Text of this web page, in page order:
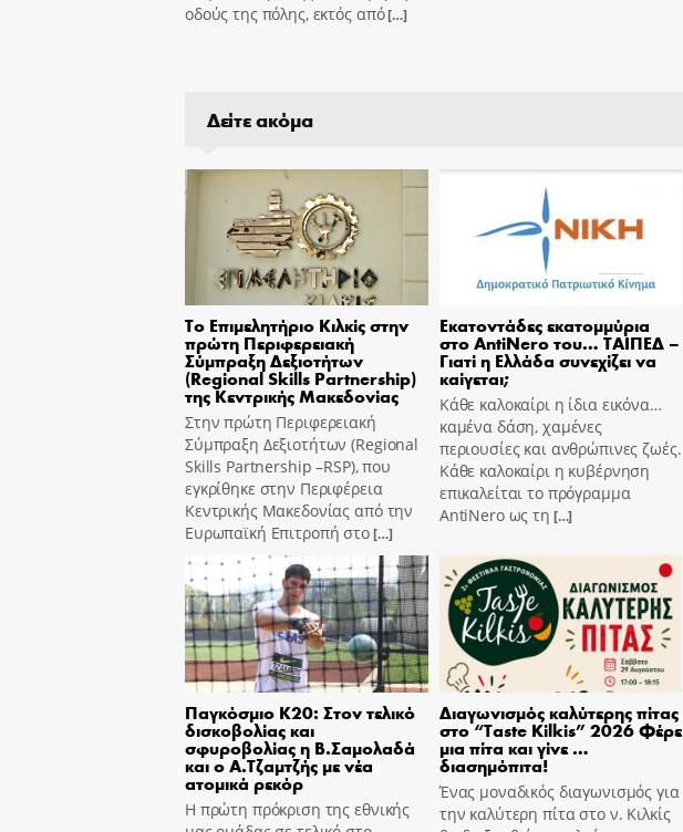
οδούς της πόλης, εκτός από[…]
Δείτε ακόμα
Το Επιμελητήριο Κιλκίς στην
πρώτη Περιφερειακή
Σύμπραξη Δεξιοτήτων
(Regional Skills Partnership)
της Κεντρικής Μακεδονίας
Στην πρώτη Περιφερειακή
Σύμπραξη Δεξιοτήτων (Regional
Skills Partnership –RSP), που
εγκρίθηκε στην Περιφέρεια
Κεντρικής Μακεδονίας από την
Ευρωπαϊκή Επιτροπή στο[…]
Εκατοντάδες εκατομμύρια
στο AntiNero του… ΤΑΙΠΕΔ –
Γιατί η Ελλάδα συνεχίζει να
καίγεται;
Κάθε καλοκαίρι η ίδια εικόνα…
καμένα δάση, χαμένες
περιουσίες και ανθρώπινες ζωές.
Κάθε καλοκαίρι η κυβέρνηση
επικαλείται το πρόγραμμα
AntiNero ως τη […]
Παγκόσμιο Κ20: Στον τελικό
δισκοβολίας και
σφυροβολίας η Β.Σαμολαδά
και ο Α.Τζαμτζής με νέα
ατομικά ρεκόρ
Η πρώτη πρόκριση της εθνικής
Διαγωνισμός καλύτερης πίτας
στο “Taste Kilkis” 2026 Φέρε
μια πίτα και γίνε …
διασημόπιτα!
Ένας μοναδικός διαγωνισμός για
την καλύτερη πίτα στο ν. Κιλκίς